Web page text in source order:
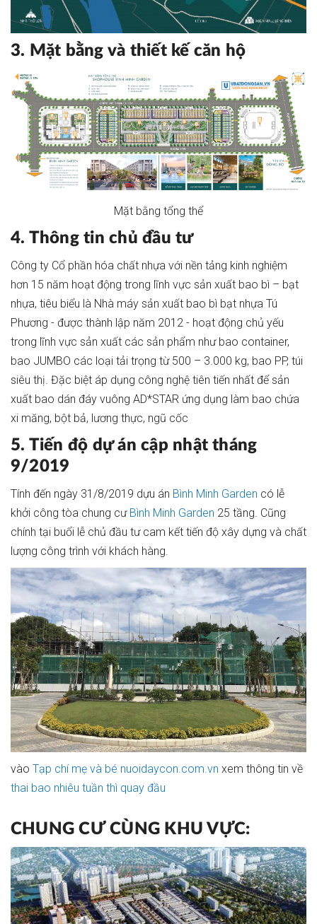
3. Mặt bằng và thiết kế căn hộ
Mặt bằng tổng thể
4. Thông tin chủ đầu tư
Công ty Cổ phần hóa chất nhựa với nền tảng kinh nghiệm
hơn 15 năm hoạt động trong lĩnh vực sản xuất bao bì – bạt
nhựa, tiêu biểu là Nhà máy sản xuất bao bì bạt nhựa Tú
Phương - được thành lập năm 2012 - hoạt động chủ yếu
trong lĩnh vực sản xuất các sản phẩm như bao container,
bao JUMBO các loại tải trọng từ 500 – 3.000 kg, bao PP, túi
siêu thị. Đặc biệt áp dụng công nghệ tiên tiến nhất để sản
xuất bao dán đáy vuông AD*STAR ứng dụng làm bao chứa
xi măng, bột bả, lương thực, ngũ cốc
5. Tiến độ dự án cập nhật tháng
9/2019
Tính đến ngày 31/8/2019 dựu án Bình Minh Garden có lễ
khởi công tòa chung cư Bình Minh Garden 25 tầng. Cũng
chính tại buổi lễ chủ đầu tư cam kết tiến độ xây dựng và chất
lượng công trình với khách hàng.
vào Tạp chí mẹ và bé nuoidaycon.com.vn xem thông tin về
thai bao nhiêu tuần thì quay đầu
CHUNG CƯ CÙNG KHU VỰC: